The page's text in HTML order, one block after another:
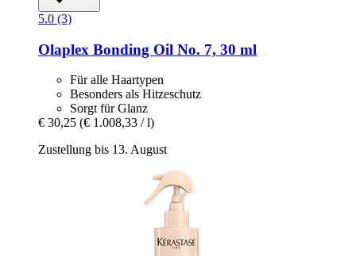
5.0 (3)
Olaplex Bonding Oil No. 7, 30 ml
Für alle Haartypen
Besonders als Hitzeschutz
Sorgt für Glanz
€ 30,25 (€ 1.008,33 / l)
Zustellung bis 13. August